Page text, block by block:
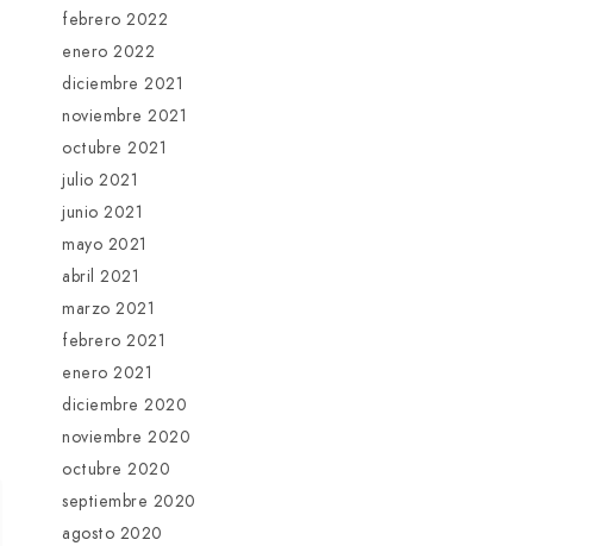
febrero 2022
enero 2022
diciembre 2021
noviembre 2021
octubre 2021
julio 2021
junio 2021
mayo 2021
abril 2021
marzo 2021
febrero 2021
enero 2021
diciembre 2020
noviembre 2020
octubre 2020
septiembre 2020
agosto 2020